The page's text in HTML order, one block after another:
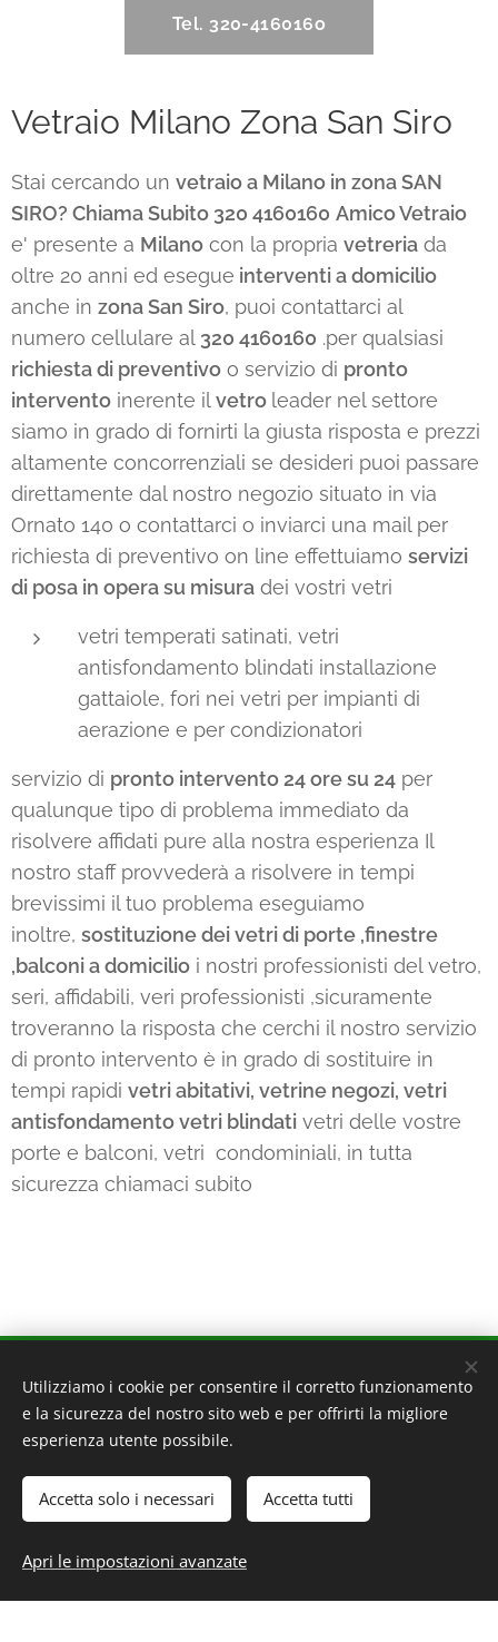
Tel. 320-416016o
Vetraio Milano Zona San Siro
Stai cercando un vetraio a Milano in zona SAN
SIRO? Chiama Subito 320 4160160 Amico Vetraio
e' presente a Milano con la propria vetreria da
oltre 20 anni ed esegue interventi a domicilio
anche in zona San Siro, puoi contattarci al
numero cellulare al 320 4160160 .per qualsiasi
richiesta di preventivo o servizio di pronto
intervento inerente ilvetro leader nel settore
siamo in grado di fornirti la giusta risposta e prezzi
altamente concorrenziali se desideri puoi passare
direttamente dal nostro negozio situato in via
Ornato 140 o contattarci o inviarci una mail per
richiesta di preventivo on line effettuiamo servizi
di posa in opera su misura dei vostri vetri
vetri temperati satinati, vetri
antisfondamento blindati installazione
gattaiole, fori nei vetri per impianti di
aerazione e per condizionatori
servizio di pronto intervento 24 ore su 24 per
qualunque tipo di problema immediato da
risolvere affidati pure alla nostra esperienza Il
nostro staff provvederà a risolvere in tempi
brevissimi il tuo problema eseguiamo
inoltre, sostituzione dei vetri di porte ,finestre
,balconi a domicilio i nostri professionisti del vetro,
seri, affidabili, veri professionisti ,sicuramente
troveranno la risposta che cerchi il nostro servizio
di pronto intervento è in grado di sostituire in
tempi rapidi vetri abitativi, vetrine negozi, vetri
antisfondamento vetri blindati vetri delle vostre
porte e balconi, vetri condominiali, in tutta
sicurezza chiamaci subito
VEFAB - VETRAIO FABBRO
20162 Milano - Via Ornato 140
20095 Cusano Milanino - Via Zucchi 39
P.IVA 09093700962
PRIVACY POLICY
-COOKIE POLICY
Creato conWebnode
Utilizziamo i cookie per consentire il corretto funzionamento
e la sicurezza del nostro sito web e per offrirti la migliore
esperienza utente possibile.
Accetta solo i necessari Accetta tutti
Apri le impostazioni avanzate